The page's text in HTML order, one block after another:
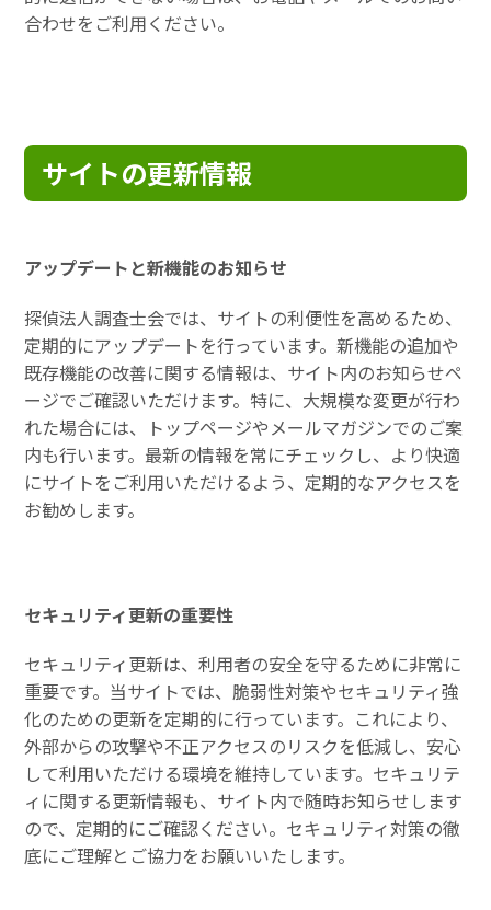
合わせをご利用ください。
サイトの更新情報
アップデートと新機能のお知らせ
探偵法人調査士会では、サイトの利便性を高めるため、
定期的にアップデートを行っています。新機能の追加や
既存機能の改善に関する情報は、サイト内のお知らせペ
ージでご確認いただけます。特に、大規模な変更が行わ
れた場合には、トップページやメールマガジンでのご案
内も行います。最新の情報を常にチェックし、より快適
にサイトをご利用いただけるよう、定期的なアクセスを
お勧めします。
セキュリティ更新の重要性
セキュリティ更新は、利用者の安全を守るために非常に
重要です。当サイトでは、脆弱性対策やセキュリティ強
化のための更新を定期的に行っています。これにより、
外部からの攻撃や不正アクセスのリスクを低減し、安心
して利用いただける環境を維持しています。セキュリテ
ィに関する更新情報も、サイト内で随時お知らせします
ので、定期的にご確認ください。セキュリティ対策の徹
底にご理解とご協力をお願いいたします。